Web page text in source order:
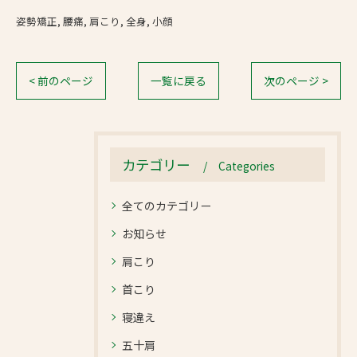
姿勢矯正 腰痛 肩こり 全身 小顔
< 前のページ 一覧に戻る 次のページ >
カテゴリー Categories
全てのカテゴリー
お知らせ
肩こり
首こり
寝違え
五十肩